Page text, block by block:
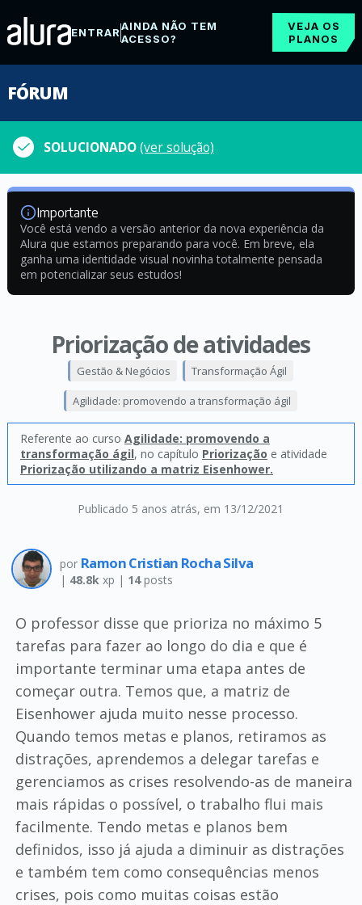
ENTRARAINDA NÃO TEM
ACESSO?
VEJA OS
PLANOS
FÓRUM
SOLUCIONADO(ver solução)
Importante
Você está vendo a versão anterior da nova experiência da
Alura que estamos preparando para você. Em breve, ela
ganha uma identidade visual novinha totalmente pensada
em potencializar seus estudos!
Priorização de atividades
Publicado 5 anos atrás, em 13/12/2021
Gestão & Negócios Transformação Ágil
Agilidade: promovendo a transformação ágil
Referente ao curso Agilidade: promovendo a
transformação ágil, no capítulo Priorização e atividade
Priorização utilizando a matriz Eisenhower.
por Ramon Cristian Rocha Silva
| 48.8kxp | 14posts
O professor disse que prioriza no máximo 5
tarefas para fazer ao longo do dia e que é
importante terminar uma etapa antes de
começar outra. Temos que, a matriz de
Eisenhower ajuda muito nesse processo.
Quando temos metas e planos, retiramos as
distrações, aprendemos a delegar tarefas e
gerenciamos as crises resolvendo-as de maneira
mais rápidas o possível, o trabalho flui mais
facilmente. Tendo metas e planos bem
definidos, isso já ajuda a diminuir as distrações
e também tem como consequências menos
crises, pois como muitas coisas estão